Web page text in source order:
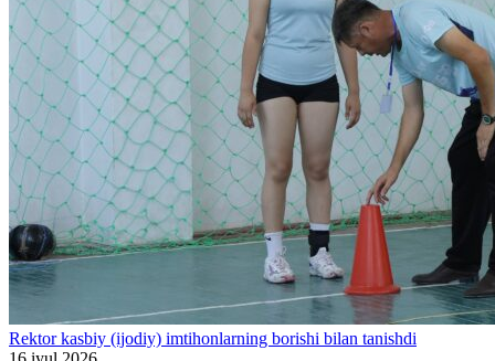
Rektor kasbiy (ijodiy) imtihonlarning borishi bilan tanishdi